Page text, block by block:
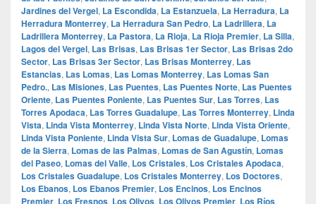
Jardines del Vergel, La Escondida, La Estanzuela, La Herradura, La
Herradura Monterrey, La Herradura San Pedro, La Ladrillera, La
Ladrillera Monterrey, La Pastora, La Rioja, La Rioja Premier, La Silla,
Lagos del Vergel, Las Brisas, Las Brisas 1er Sector, Las Brisas 2do
Sector, Las Brisas 3er Sector, Las Brisas Monterrey, Las
Estancias, Las Lomas, Las Lomas Monterrey, Las Lomas San
Pedro., Las Misiones, Las Puentes, Las Puentes Norte, Las Puentes
Oriente, Las Puentes Poniente, Las Puentes Sur, Las Torres, Las
Torres Apodaca, Las Torres Guadalupe, Las Torres Monterrey, Linda
Vista, Linda Vista Monterrey, Linda Vista Norte, Linda Vista Oriente,
Linda Vista Poniente, Linda Vista Sur, Lomas de Guadalupe, Lomas
de la Sierra, Lomas de las Palmas, Lomas de San Agustín, Lomas
del Paseo, Lomas del Valle, Los Cristales, Los Cristales Apodaca,
Los Cristales Guadalupe, Los Cristales Monterrey, Los Doctores,
Los Ebanos, Los Ebanos Premier, Los Encinos, Los Encinos
Premier, Los Fresnos, Los Olivos, Los Olivos Premier, Los Ríos,